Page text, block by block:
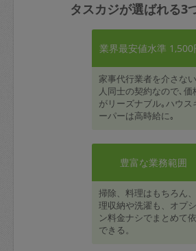
タスカジが選ばれる3
業界最安値水準 1,500
家事代行業者を介さな
人同士の契約なので､価
がリーズナブル｡ハウス
ーパーは高時給に｡
豊富な業務範囲
掃除、料理はもちろん
理収納や洗濯も、オプ
ン料金ナシでまとめて
できる。